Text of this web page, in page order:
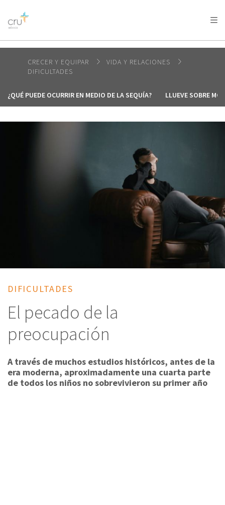
AFRICA
AMERICA / CARIBBEAN
OCEANIA
CRECER Y EQUIPAR
VIDA Y RELACIONES
DIFICULTADES
¿QUÉ PUEDE OCURRIR EN MEDIO DE LA SEQUÍA? LLUEVE SOBRE
DIFICULTADES
El pecado de la
preocupación
A través de muchos estudios históricos, antes de la
era moderna, aproximadamente una cuarta parte
de todos los niños no sobrevivieron su primer año